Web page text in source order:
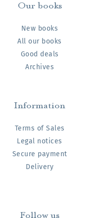
Our books
New books
All our books
Good deals
Archives
Information
Terms of Sales
Legal notices
Secure payment
Delivery
Follow us